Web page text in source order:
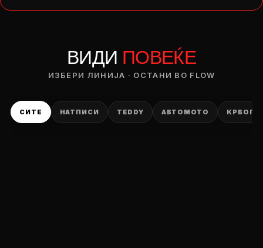
ВИДИ ПОВЕЌЕ
ИЗБЕРИ ЛИНИЈА · ОСТАНИ ВО FLOW
СИТЕ НАТПИСИ TEDDY АВТОМОТО